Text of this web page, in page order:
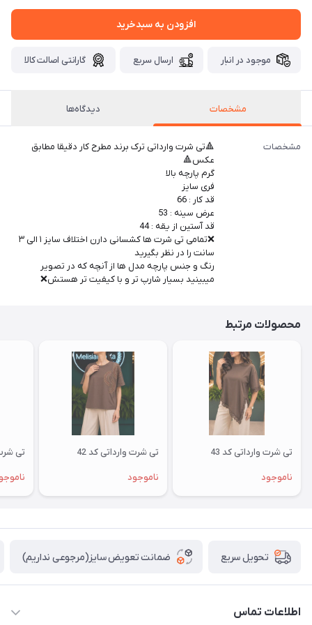
افزودن به سبدخرید
موجود در انبار ارسال سریع گارانتی اصالت کالا
مشخصات دیدگاه‌ها
مشخصات
🔺تی شرت وارداتی ترک برند مطرح کار دقیقا مطابق
عکس🔺
گرم پارچه بالا
فری سایز
قد کار : 66
عرض سینه : 53
قد آستین از یقه : 44
❌تمامی تی شرت ها کشسانی دارن اختلاف سایز ۱ الی ۳
سانت را در نظر بگیرید
رنگ و جنس پارچه مدل ها از آنچه که در تصویر
میبینید بسیار شارپ تر و با کیفیت تر هستش❌
محصولات مرتبط
تی شرت وارداتی کد 43
ناموجود
تی شرت وارداتی کد 42
ناموجود
تی شرت
تحویل سریع ضمانت تعویض سایز(مرجوعی نداریم)
اطلاعات تماس